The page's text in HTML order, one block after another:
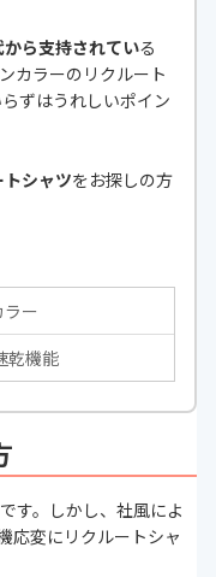
ら支持されている
カラーのリクルート
ずはうれしいポイン
シャツをお探しの方
ー
乾機能
です。しかし、社風によ
応変にリクルートシャ